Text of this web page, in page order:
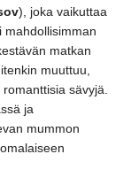
), joka vaikuttaa
mahdollisimman
matkan
muuttuu,
sävyjä.
ja
mummon